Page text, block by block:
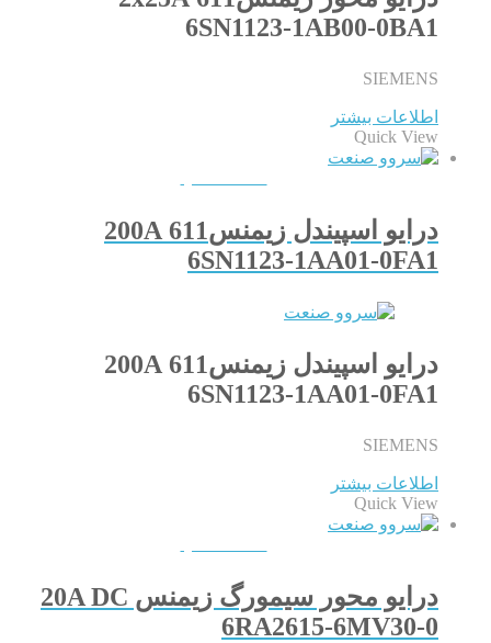
6SN1123-1AB00-0BA1
SIEMENS
اطلاعات بیشتر
Quick View
درایو اسپیندل زیمنس611 200A
6SN1123-1AA01-0FA1
درایو اسپیندل زیمنس611 200A
6SN1123-1AA01-0FA1
SIEMENS
اطلاعات بیشتر
Quick View
درایو محور سیمورگ زیمنس 20A DC
6RA2615-6MV30-0